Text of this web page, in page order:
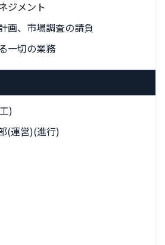
ジメント
画、市場調査の請負
一切の業務
)
(運営)(進行)